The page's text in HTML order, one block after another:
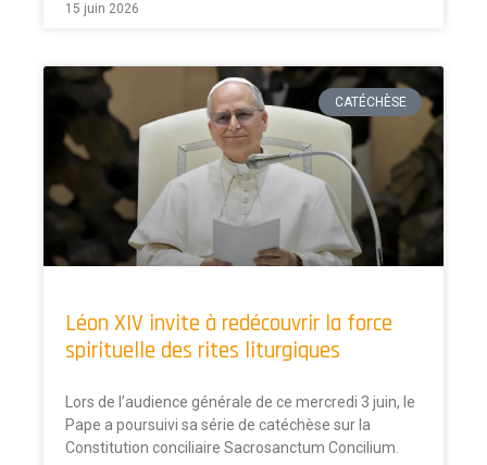
15 juin 2026
CATÉCHÈSE
Léon XIV invite à redécouvrir la force
spirituelle des rites liturgiques
Lors de l’audience générale de ce mercredi 3 juin, le
Pape a poursuivi sa série de catéchèse sur la
Constitution conciliaire Sacrosanctum Concilium.